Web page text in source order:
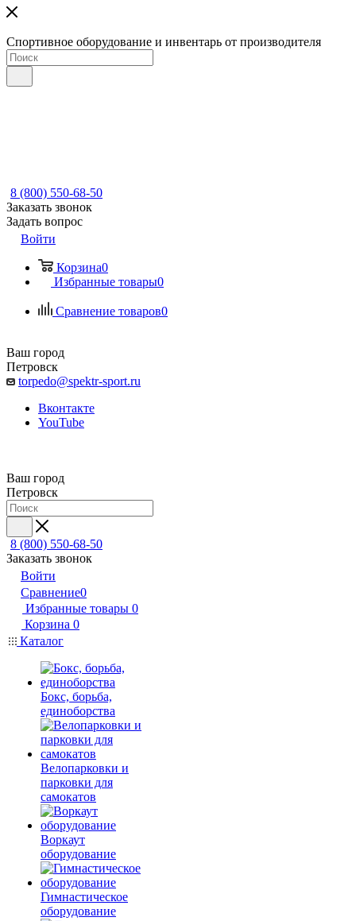
Спортивное оборудование и инвентарь от производителя
8 (800) 550-68-50
Заказать звонок
Задать вопрос
Войти
Корзина0
Избранные товары0
Сравнение товаров0
Ваш город
Петровск
torpedo@spektr-sport.ru
Вконтакте
YouTube
Ваш город
Петровск
8 (800) 550-68-50
Заказать звонок
Войти
Сравнение0
Избранные товары 0
Корзина 0
Каталог
Бокс, борьба,
единоборства
Велопарковки и
парковки для
самокатов
Воркаут
оборудование
Гимнастическое
оборудование